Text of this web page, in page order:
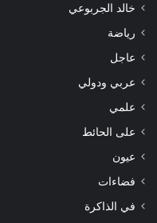
خالد الجربوعي
رياضة
عاجل
عربي ودولي
علمي
على الحائط
عيون
فضاءات
في الذاكرة